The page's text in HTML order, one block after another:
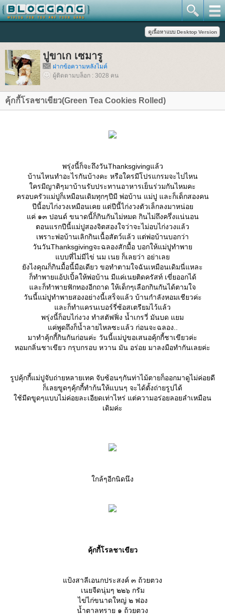
ปูขาเก เซมารู
ฝากข้อความหลังไมค์
ผู้ติดตามบล็อก : 3028 คน
คุ้กกี้โรลชาเขียว(Green Tea Cookies Rolled)
พรุ่งนี้ก็จะถึงวันThanksgivingแล้ว
บ้านไหนทำอะไรกันบ้างคะ หรือใครมีโปรแกรมจะไปไหน
ครมีญาติๆมาบ้านรับประทานอาหารเย็นร่วมกันไหมคะ
ครอบครัวแม่ปูก็เหมือนเดิมทุกๆปีมี พ่อบ้าน แม่ปู และก็เด็กสองคน
ปีนี้อบไก่งวงเหมือนเคย แต่ปีนี้ไก่งวงตัวเล็กลงมาหน่อ
ค่ ๑๓ ปอนด์ ขนาดนี้ก็กินกันไม่หมด กินไม่ถึงครึ่งแน่นอน
ตอนแรกปีนี้แม่ปูสองจิตสองใจว่าจะไม่อบไก่งวงแล้ว
เพราะพ่อบ้านเลิกกินเนื้อสัตว์แล้ว แต่พ่อบ้านบอกว่า
วันวันThanksgivingจะฉลองสักมื้อ บอกให้แม่ปูทำพา
บบที่ไม่มีไข่ นม เนย ก็เลยว่า อย่าเล
ังไงคุณก็กินมื้อนี้มือเดียว ขอทำตามใจฉันเหมือนเดิมนี่แหละ
ก็ทำพายแอ้ปเปิ้ลให้พ่อบ้าน มีแค่เนยติดครัสท์ เขี่ยออกได้
ละก็ทำพายฟักทองอีกถาด ให้เด็กๆเลือกกินกันได้ตามใจ
วันนี้แม่ปูทำพายสองอย่างนี้เสร็จแล้ว บ้านกำลังหอมเชียวค่ะ
ละก็ทำแครนเบอร์รี่ซ้อสเตรียมไว้แล้ว
พรุ่งนี้ก็อบไก่งวง ทำสตัฟฟิ่ง น้ำเกรวี่ มันบด แยม
ค่พูดถึงก็น้ำลายไหลซะแล้ว ก่อนจะฉลอง..
มาทำคุ้กกี้กินกันก่อนค่ะ วันนี้แม่ปูขอเสนอคุ้กกี้ชาเขียวค่ะ
หอมกลิ่นชาเขียว กรุบกรอบ หวาน มัน อร่อย มาลงมือทำกันเลยค่ะ
รูปคุ้กกี้แม่ปูจับถ่ายหลายเทค จับซ้อนๆกันท่าไม้ตายก็ออกมาดูไม่ค่อยดี
ก็เลยขูดๆคุ้กกี้ทำก้นให้แบนๆ จะได้ตั้งถ่ายรูปได้
ช้มีดขูดๆแบบไม่ค่อยละเอียดเท่าไหร่ แต่ความอร่อยลอยลำเหมือน
เดิมค่ะ
กล้ๆอีกนิดนึง
คุ้กกี้โรลชาเขียว
ป้งสาลีเอนกประสงค์ ๓ ถ้วยตวง
เนยจืดนุ่มๆ ๒๒๖ กรัม
ไข่ไก่ขนาดใหญ่ ๒ ฟอง
น้ำตาลทราย ๑ ถ้วยตวง